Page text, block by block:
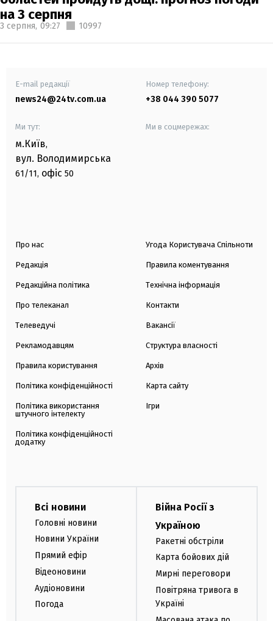
на 3 серпня
3 серпня, 09:27 10997
E-mail редакції
news24@24tv.com.ua
Номер телефону:
+38 044 390 5077
Ми тут:
м.Київ,
вул. Володимирська
61/11, офіс 50
Ми в соцмережах:
Про нас
Редакція
Редакційна політика
Про телеканал
Телеведучі
Рекламодавцям
Правила користування
Політика конфіденційності
Політика використання
штучного інтелекту
Політика конфіденційності
додатку
Угода Користувача Спільноти
Правила коментування
Технічна інформація
Контакти
Вакансії
Структура власності
Архів
Карта сайту
Ігри
Всі новини
Головні новини
Новини України
Прямий ефір
Відеоновини
Аудіоновини
Погода
Війна Росії з
Україною
Ракетні обстріли
Карта бойових дій
Мирні переговори
Повітряна тривога в
Україні